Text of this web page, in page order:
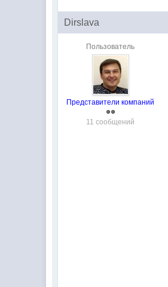
Dirslava
Пользователь
Представители компаний
11 сообщений